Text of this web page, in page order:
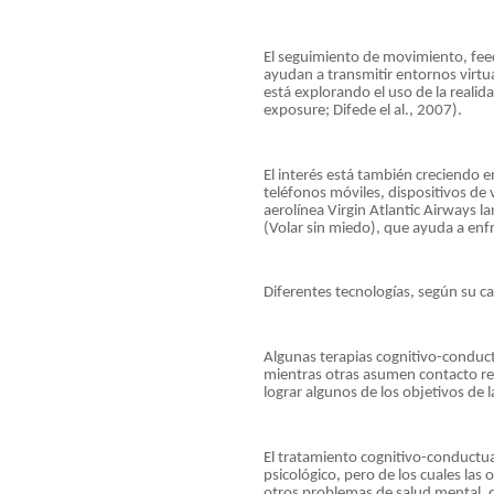
El seguimiento de movimiento,
ayudan a transmitir entornos
está explorando el uso de la
exposure; Difede el al., 2007).
El interés está también creciendo
teléfonos móviles, dispositivos de
aerolínea Virgin Atlantic Airways
(Volar sin miedo), que ayuda a
Diferentes tecnologías, según su
Algunas terapias cognitivo-
mientras otras asumen contacto
lograr algunos de los objetivos de
El tratamiento cognitivo-
psicológico, pero de los cuales las